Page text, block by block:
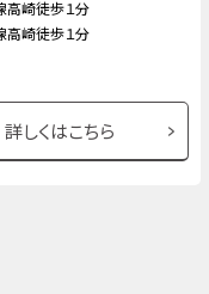
高崎徒歩１分
高崎徒歩１分
詳しくはこちら